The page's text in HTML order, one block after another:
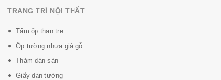
thật, khi sờ vào bề mặt bạn cảm nhận được ngay, Hèm
khóa V4 phủ cạnh(cực nhỏ) độc nhất trên thị trường.
Sản phẩm duy nhất có khả năng khóa nước trên bề
TRANG TRÍ NỘI THẤT
Tấm ốp than tre
Ốp tường nhựa giả gỗ
Thảm dán sàn
Giấy dán tường